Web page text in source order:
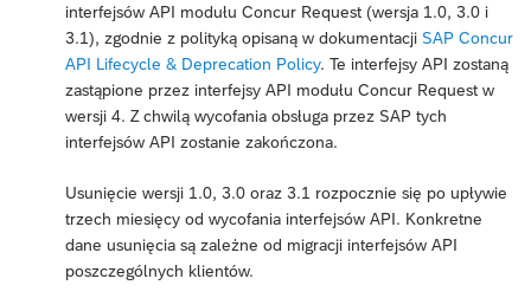
interfejsów API modułu Concur Request (wersja 1.0, 3.0 i
3.1), zgodnie z polityką opisaną w dokumentacji SAP Concur
API Lifecycle & Deprecation Policy. Te interfejsy API zostaną
zastąpione przez interfejsy API modułu Concur Request w
wersji 4. Z chwilą wycofania obsługa przez SAP tych
interfejsów API zostanie zakończona.
Usunięcie wersji 1.0, 3.0 oraz 3.1 rozpocznie się po upływie
trzech miesięcy od wycofania interfejsów API. Konkretne
dane usunięcia są zależne od migracji interfejsów API
poszczególnych klientów.